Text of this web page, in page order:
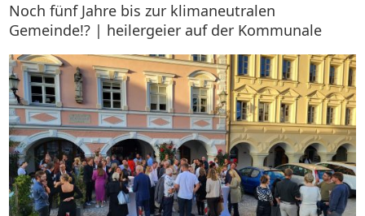
Noch fünf Jahre bis zur klimaneutralen
Gemeinde!? | heilergeier auf der Kommunale